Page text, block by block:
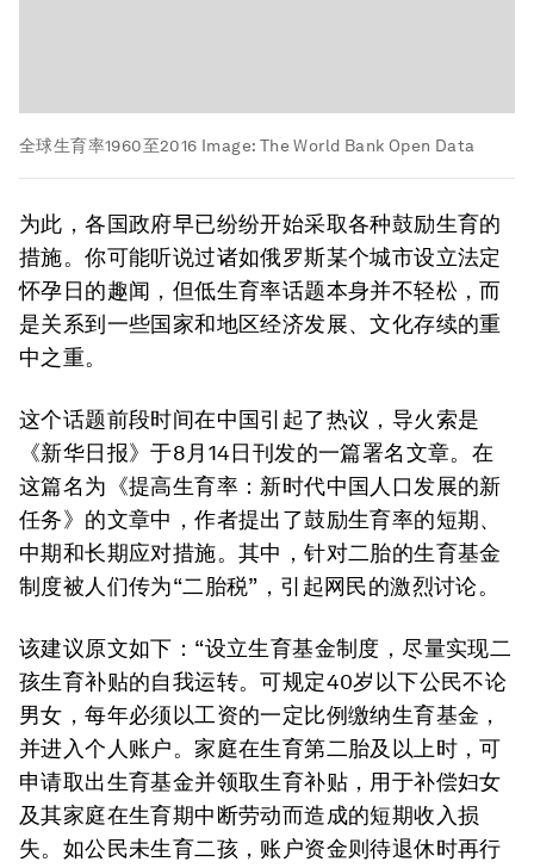
全球生育率1960至2016 Image: The World Bank Open Data
为此，各国政府早已纷纷开始采取各种鼓励生育的
措施。你可能听说过诸如俄罗斯某个城市设立法定
怀孕日的趣闻，但低生育率话题本身并不轻松，而
是关系到一些国家和地区经济发展、文化存续的重
中之重。
这个话题前段时间在中国引起了热议，导火索是
《新华日报》于8月14日刊发的一篇署名文章。在
这篇名为《提高生育率：新时代中国人口发展的新
任务》的文章中，作者提出了鼓励生育率的短期、
中期和长期应对措施。其中，针对二胎的生育基金
制度被人们传为“二胎税”，引起网民的激烈讨论。
该建议原文如下：“设立生育基金制度，尽量实现二
孩生育补贴的自我运转。可规定40岁以下公民不论
男女，每年必须以工资的一定比例缴纳生育基金，
并进入个人账户。家庭在生育第二胎及以上时，可
申请取出生育基金并领取生育补贴，用于补偿妇女
及其家庭在生育期中断劳动而造成的短期收入损
失。如公民未生育二孩，账户资金则待退休时再行